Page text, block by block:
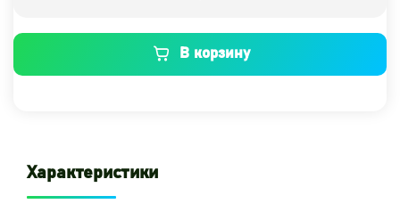
В корзину
Характеристики